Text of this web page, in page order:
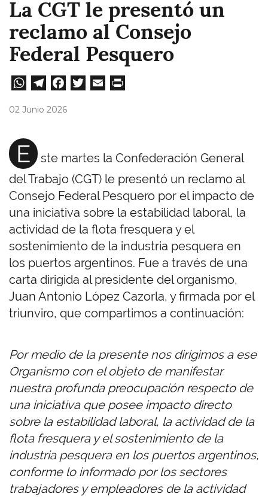
La CGT le presentó un
reclamo al Consejo
Federal Pesquero
W
A
pp
Te
m
Fa
02 Junio 2026
E
ste martes la Confederación General
del Trabajo (CGT) le presentó un reclamo al
Consejo Federal Pesquero por el impacto de
una iniciativa sobre la estabilidad laboral, la
actividad de la flota fresquera y el
sostenimiento de la industria pesquera en
los puertos argentinos. Fue a través de una
carta dirigida al presidente del organismo,
Juan Antonio López Cazorla, y firmada por el
triunviro, que compartimos a continuación:
Por medio de la presente nos dirigimos a ese
Organismo con el objeto de manifestar
nuestra profunda preocupación respecto de
una iniciativa que posee impacto directo
sobre la estabilidad laboral, la actividad de la
flota fresquera y el sostenimiento de la
industria pesquera en los puertos argentinos,
conforme lo informado por los sectores
trabajadores y empleadores de la actividad